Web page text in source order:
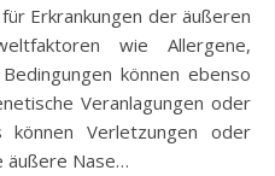
Erkrankungen der äußeren
wie Allergene,
können ebenso
Veranlagungen oder
können Verletzungen oder
äußere Nase…